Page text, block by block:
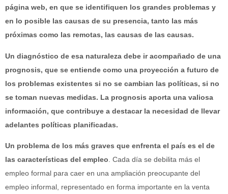
página web, en que se identifiquen los grandes problemas y
en lo posible las causas de su presencia, tanto las más
próximas como las remotas, las causas de las causas.
Un diagnóstico de esa naturaleza debe ir acompañado de una
prognosis, que se entiende como una proyección a futuro de
los problemas existentes si no se cambian las políticas, si no
se toman nuevas medidas. La prognosis aporta una valiosa
información, que contribuye a destacar la necesidad de llevar
adelantes políticas planificadas.
Un problema de los más graves que enfrenta el país es el de
las características del empleo . Cada día se debilita más el
empleo formal para caer en una ampliación preocupante del
empleo informal, representado en forma importante en la venta